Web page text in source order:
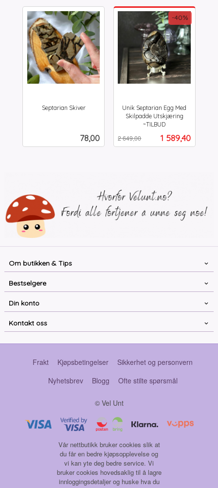
Septarian Skiver
Pris
78,00
Unik Septarian Egg Med
Skilpadde Utskjæring
~TILBUD
Tilbud
1 589,40
2 649,00
-40%
mva.
Om butikken & Tips
Bestselgere
Din konto
Kontakt oss
Frakt Kjøpsbetingelser
Sikkerhet og personvern
Nyhetsbrev
Blogg Ofte stilte spørsmål
© Vel Unt
Vår nettbutikk bruker cookies slik at
du får en bedre kjøpsopplevelse og
vi kan yte deg bedre service. Vi
bruker cookies hovedsaklig til å lagre
innloggingsdetaljer og huske hva du